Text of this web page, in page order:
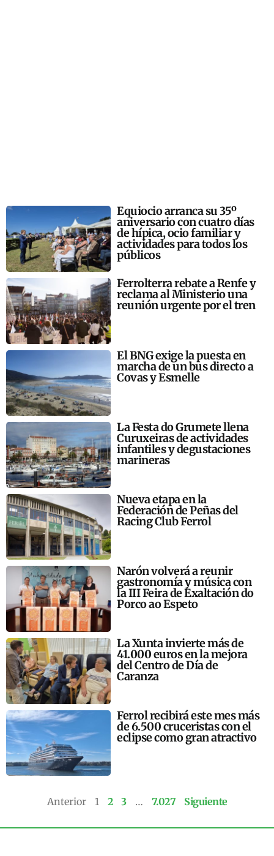
Equiocio arranca su 35º
aniversario con cuatro días
de hípica, ocio familiar y
actividades para todos los
públicos
Ferrolterra rebate a Renfe y
reclama al Ministerio una
reunión urgente por el tren
El BNG exige la puesta en
marcha de un bus directo a
Covas y Esmelle
La Festa do Grumete llena
Curuxeiras de actividades
infantiles y degustaciones
marineras
Nueva etapa en la
Federación de Peñas del
Racing Club Ferrol
Narón volverá a reunir
gastronomía y música con
la III Feira de Exaltación do
Porco ao Espeto
La Xunta invierte más de
41.000 euros en la mejora
del Centro de Día de
Caranza
Ferrol recibirá este mes más
de 6.500 cruceristas con el
eclipse como gran atractivo
Anterior 1 2 3 … 7.027 Siguiente